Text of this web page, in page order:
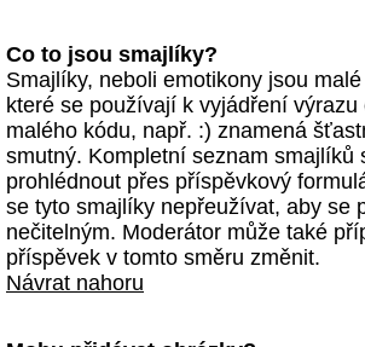
Co to jsou smajlíky?
Smajlíky, neboli emotikony jsou
které se používají k vyjádření
malého kódu, např. :) znamená
smutný. Kompletní seznam smajlíků
prohlédnout přes příspěvkový
se tyto smajlíky nepřeužívat, aby se
nečitelným. Moderátor může také
příspěvek v tomto směru změnit.
Návrat nahoru